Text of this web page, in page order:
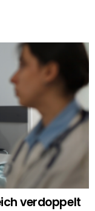
verdoppelt